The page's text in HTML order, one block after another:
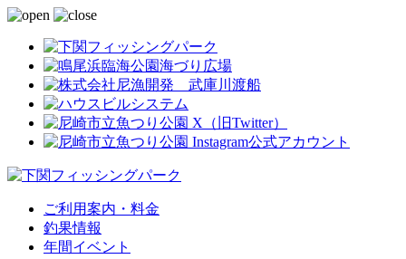
ご利用案内・料金
釣果情報
年間イベント